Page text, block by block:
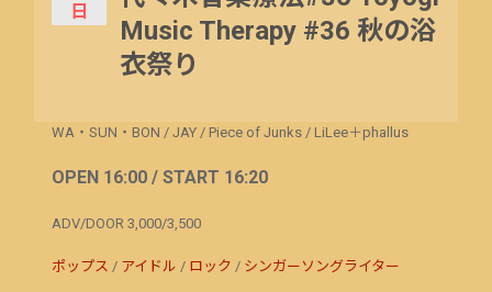
日
Music Therapy #36 秋の浴
衣祭り
WA・SUN・BON / JAY / Piece of Junks / LiLee＋phallus
OPEN 16:00 / START 16:20
ADV/DOOR 3,000/3,500
ポップス / アイドル / ロック / シンガーソングライター